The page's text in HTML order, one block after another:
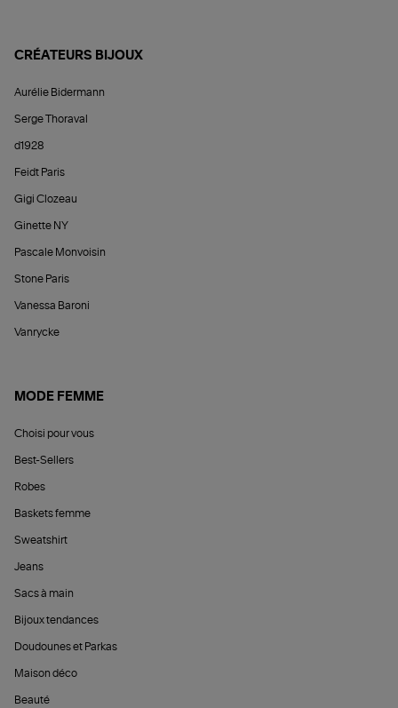
CRÉATEURS BIJOUX
Aurélie Bidermann
Serge Thoraval
d1928
Feidt Paris
Gigi Clozeau
Ginette NY
Pascale Monvoisin
Stone Paris
Vanessa Baroni
Vanrycke
MODE FEMME
Choisi pour vous
Best-Sellers
Robes
Baskets femme
Sweatshirt
Jeans
Sacs à main
Bijoux tendances
Doudounes et Parkas
Maison déco
Beauté